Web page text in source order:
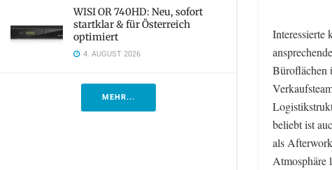
WISI OR 740HD: Neu, sofort
startklar & für Österreich
optimiert
4. AUGUST 2026
MEHR...
Interessierte
Büroflächen
beliebt ist
als
Atmosphäre